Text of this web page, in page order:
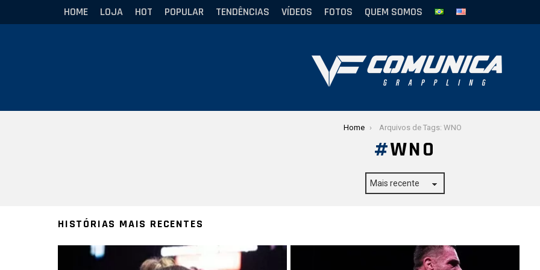
HOME LOJA HOT POPULAR TENDÊNCIAS VÍDEOS FOTOS QUEM SOMOS
Home Arquivos de Tags: WNO
WNO
HISTÓRIAS MAIS RECENTES